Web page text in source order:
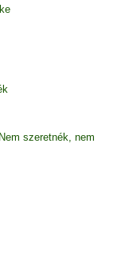
szeretnék, nem